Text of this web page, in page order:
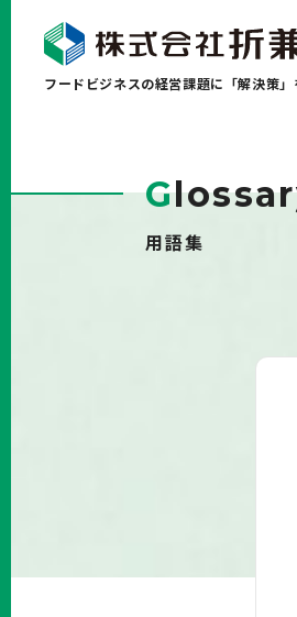
フードビジネスの経営課題に「解決策」
G
用語集